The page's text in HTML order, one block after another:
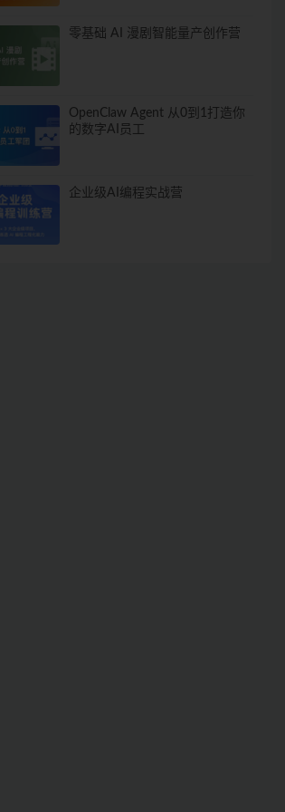
零基础 AI 漫剧智能量产创作营
OpenClaw Agent 从0到1打造你
的数字AI员工
企业级AI编程实战营